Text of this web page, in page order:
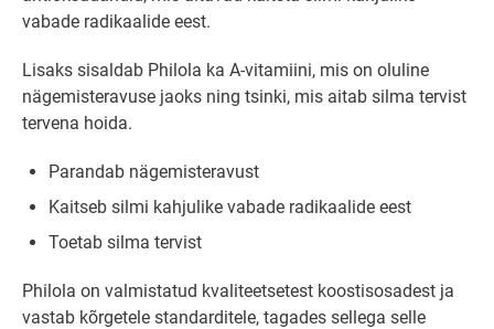
vabade radikaalide eest.
Lisaks sisaldab Philola ka A-vitamiini, mis on oluline
nägemisteravuse jaoks ning tsinki, mis aitab silma tervist
tervena hoida.
Parandab nägemisteravust
Kaitseb silmi kahjulike vabade radikaalide eest
Toetab silma tervist
Philola on valmistatud kvaliteetsetest koostisosadest ja
vastab kõrgetele standarditele, tagades sellega selle